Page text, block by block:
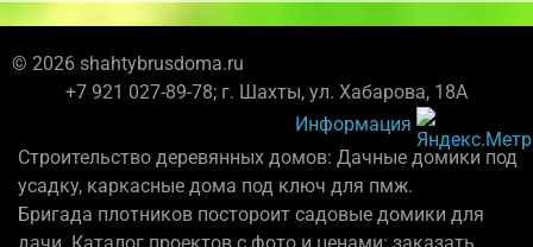
© 2026 shahtybrusdoma.ru
+7 921 027-89-78; г. Шахты, ул. Хабарова, 18А
Информация
Строительство деревянных домов: Дачные домики под
усадку, каркасные дома под ключ для пмж.
Бригада плотников постороит садовые домики для